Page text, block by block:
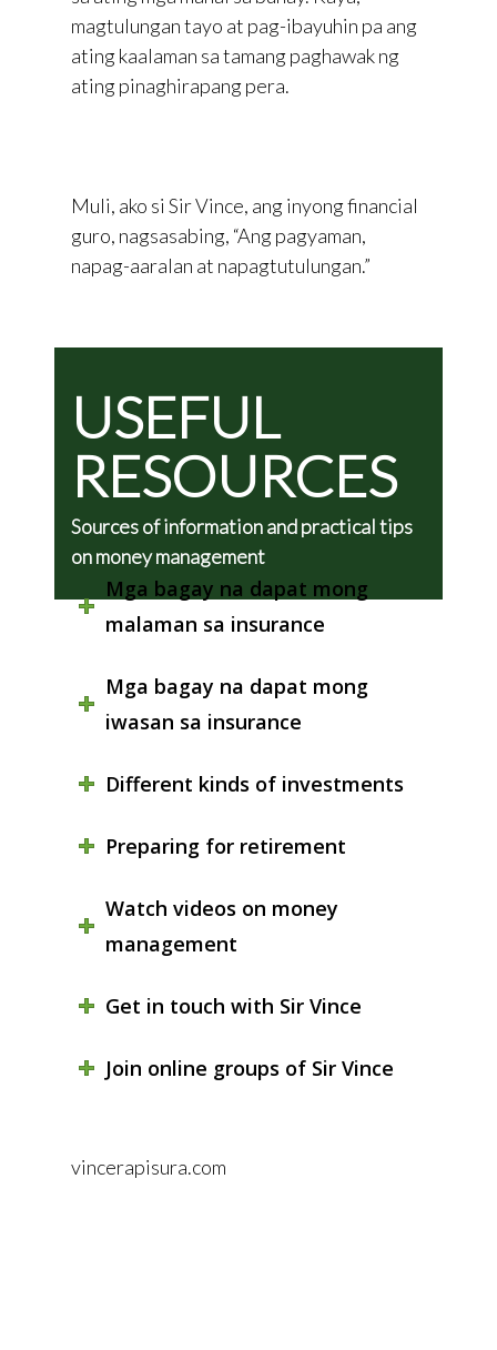
magtulungan tayo at pag-ibayuhin pa ang
ating kaalaman sa tamang paghawak ng
ating pinaghirapang pera.
Muli, ako si Sir Vince, ang inyong financial
guro, nagsasabing, “Ang pagyaman,
napag-aaralan at napagtutulungan.”
USEFUL
RESOURCES
Sources of information and practical tips
on money management
Mga bagay na dapat mong
malaman sa insurance
Mga bagay na dapat mong
iwasan sa insurance
Different kinds of investments
Preparing for retirement
Watch videos on money
management
Get in touch with Sir Vince
Join online groups of Sir Vince
vincerapisura.com